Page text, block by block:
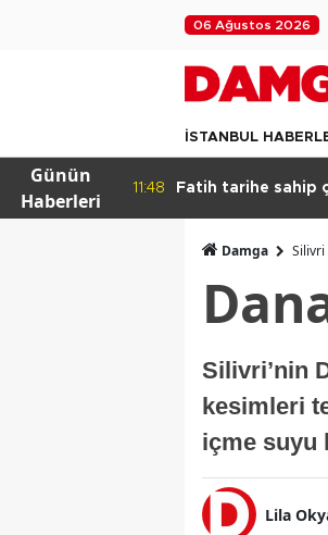
06 Ağustos 2026
İSTANBUL
Günün
Haberleri
11:48 Fatih tarihe sahip
Damga
Silivri’nin
kesimleri
içme suyu
Lila